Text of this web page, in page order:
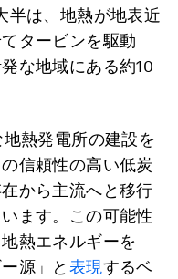
半は、地熱が地表近
タービンを駆動
な地域にある約10
熱発電所の建設を
信頼性の高い低炭
から主流へと移行
ます。この可能性
熱エネルギーを
源」と 表現するベ